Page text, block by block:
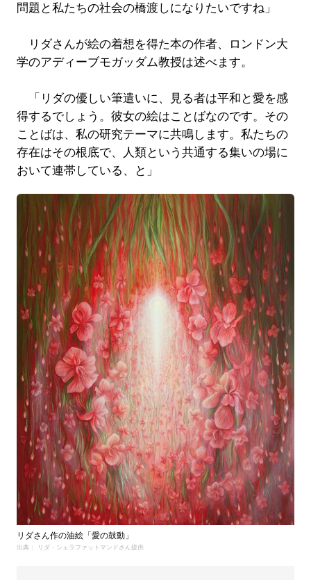
問題と私たちの社会の橋渡しになりたいですね」
リダさんが絵の着想を得た本の作者、ロンドン大
学のアディーブモガッダム教授は述べます。
「リダの優しい筆遣いに、見る者は平和と愛を感
得するでしょう。彼女の絵はことばなのです。その
ことばは、私の研究テーマに共鳴します。私たちの
存在はその根底で、人類という共通する集いの場に
おいて連帯している、と」
リダさん作の油絵「愛の鼓動」
出典： リダ・シェラファットマンドさん提供